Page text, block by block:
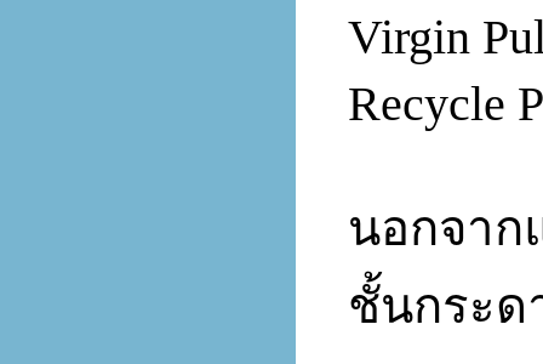
Virgin
Recycle
นอกจาก
ชั้นกระด